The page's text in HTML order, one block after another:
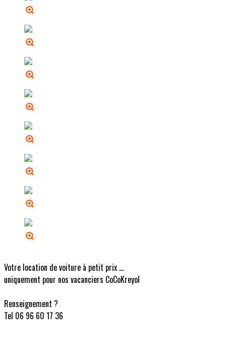
Votre location de voiture à petit prix ...
uniquement pour nos vacanciers CoCoKreyol
Renseignement ?
Tel 06 96 60 17 36